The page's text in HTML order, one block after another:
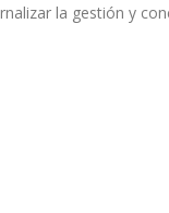
la gestión y